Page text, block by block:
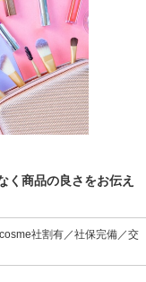
く商品の良さをお伝え
社割有／社保完備／交